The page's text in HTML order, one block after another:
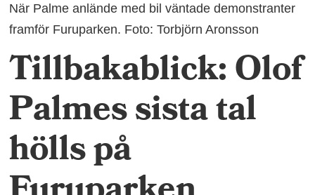
När Palme anlände med bil väntade demonstranter
framför Furuparken. Foto: Torbjörn Aronsson
Tillbakablick: Olof
Palmes sista tal
hölls på